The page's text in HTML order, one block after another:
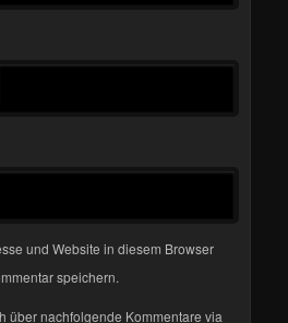
und Website in diesem Browser
speichern.
über nachfolgende Kommentare via